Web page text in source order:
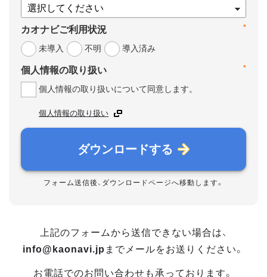
*
カオナビご利用状況
未導入
不明 導入済み
*
個人情報の取り扱い
個人情報の取り扱いについて同意します。
個人情報の取り扱い
ダウンロードする
フォーム送信後、ダウンロードページへ移動します。
上記のフォームから送信できない場合は、
info@kaonavi.jp までメールをお送りください。
お電話でのお問い合わせも承っております。